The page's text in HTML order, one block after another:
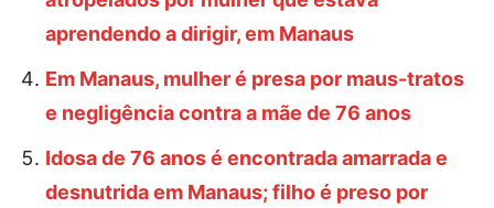
aprendendo a dirigir, em Manaus
Em Manaus, mulher é presa por maus-tratos
e negligência contra a mãe de 76 anos
Idosa de 76 anos é encontrada amarrada e
desnutrida em Manaus; filho é preso por